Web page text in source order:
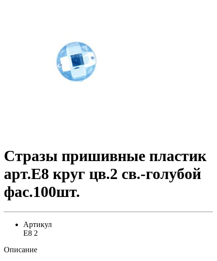
Стразы пришивные пластик
арт.E8 круг цв.2 св.-голубой
фас.100шт.
Артикул
E8 2
Описание